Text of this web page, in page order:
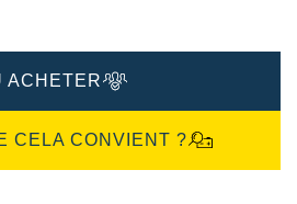
ACHETER
CELA CONVIENT ?